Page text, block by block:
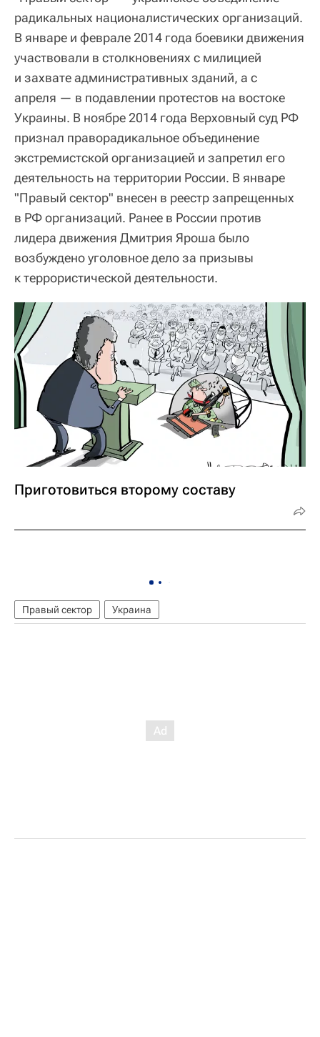
радикальных националистических организаций.
В январе и феврале 2014 года боевики движения
участвовали в столкновениях с милицией
и захвате административных зданий, а с
апреля — в подавлении протестов на востоке
Украины. В ноябре 2014 года Верховный суд РФ
признал праворадикальное объединение
экстремистской организацией и запретил его
деятельность на территории России. В январе
"Правый сектор" внесен в реестр запрещенных
в РФ организаций. Ранее в России против
лидера движения Дмитрия Яроша было
возбуждено уголовное дело за призывы
к террористической деятельности.
Приготовиться второму составу
Правый сектор Украина